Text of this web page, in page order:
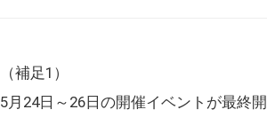
（補足1）
5月24日～26日の開催イベントが最終